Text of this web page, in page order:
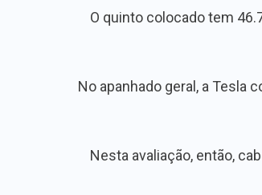
O quinto colocado tem
No apanhado geral, a Tesla
Nesta avaliação, então,